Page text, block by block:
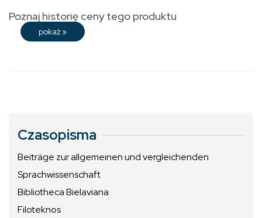
Poznaj historię ceny tego produktu
pokaż »
Czasopisma
Beiträge zur allgemeinen und vergleichenden
Sprachwissenschaft
Bibliotheca Bielaviana
Filoteknos